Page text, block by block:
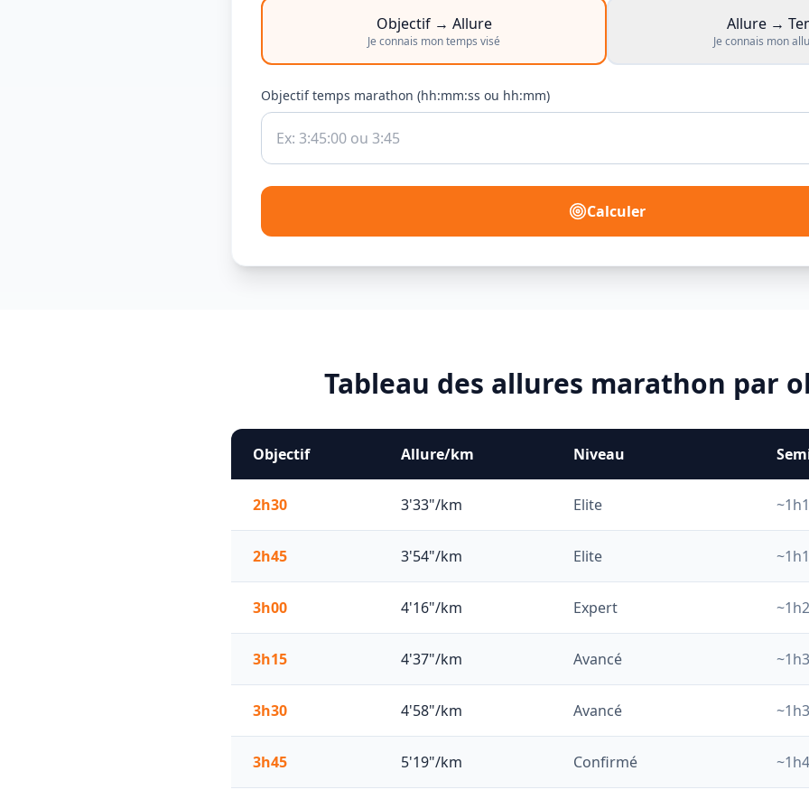
Objectif → Allure
Je connais mon temps visé
Allure →
Je connais mon
Objectif temps marathon (hh:mm:ss ou hh:mm)
Calculer
Tableau des allures marathon par
Objectif Allure/km Niveau
2h30 3'33"/km Elite ~1h
2h45 3'54"/km Elite ~1h
3h00 4'16"/km Expert ~1h
3h15 4'37"/km Avancé ~1h
3h30 4'58"/km Avancé ~1h
3h45 5'19"/km Confirmé ~1h